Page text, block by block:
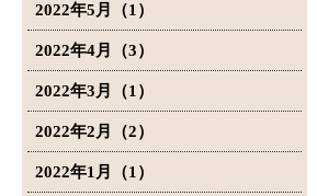
2022年5月（1）
2022年4月（3）
2022年3月（1）
2022年2月（2）
2022年1月（1）